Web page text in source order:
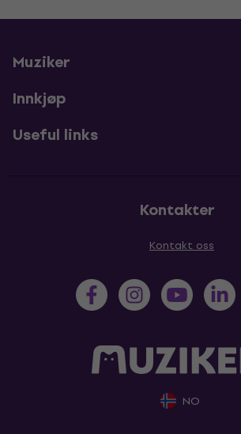
Muziker
Innkjøp
Useful links
Kontakter
Kontakt oss
NO